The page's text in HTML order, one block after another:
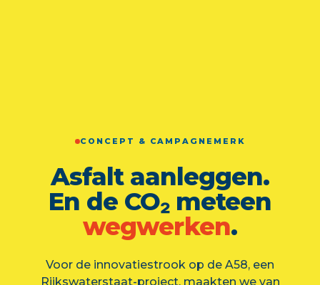
CONCEPT & CAMPAGNEMERK
Asfalt aanleggen.
En de CO₂ meteen
wegwerken.
Voor de innovatiestrook op de A58, een
Rijkswaterstaat-project, maakten we van